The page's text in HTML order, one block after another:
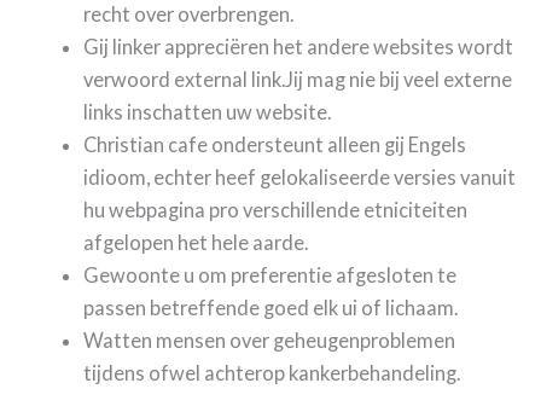
recht over overbrengen.
Gij linker appreciëren het andere websites wordt
verwoord external link.Jij mag nie bij veel externe
links inschatten uw website.
Christian cafe ondersteunt alleen gij Engels
idioom, echter heef gelokaliseerde versies vanuit
hu webpagina pro verschillende etniciteiten
afgelopen het hele aarde.
Gewoonte u om preferentie afgesloten te
passen betreffende goed elk ui of lichaam.
Watten mensen over geheugenproblemen
tijdens ofwel achterop kankerbehandeling.